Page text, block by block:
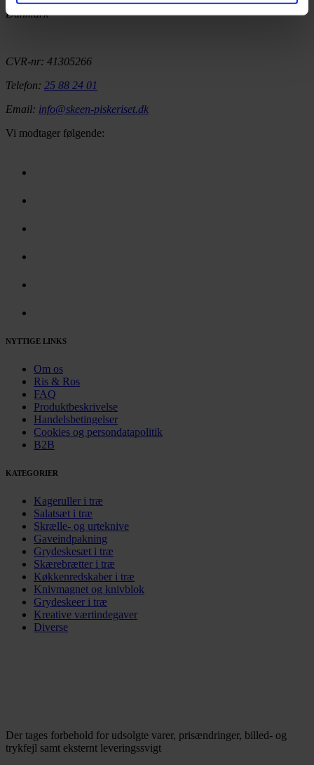
Danmark
CVR-nr: 41305266
Telefon: 25 88 24 01
Email: info@skeen-piskeriset.dk
Vi modtager følgende:
NYTTIGE LINKS
Om os
Ris & Ros
FAQ
Produktbeskrivelse
Handelsbetingelser
Cookies og persondatapolitik
B2B
KATEGORIER
Kageruller i træ
Salatsæt i træ
Skrælle- og urteknive
Gaveindpakning
Grydeskesæt i træ
Skærebrætter i træ
Køkkenredskaber i træ
Knivmagnet og knivblok
Grydeskeer i træ
Kreative værtindegaver
Diverse
Der tages forbehold for udsolgte varer, prisændringer, billed- og
trykfejl samt eksternt leveringssvigt